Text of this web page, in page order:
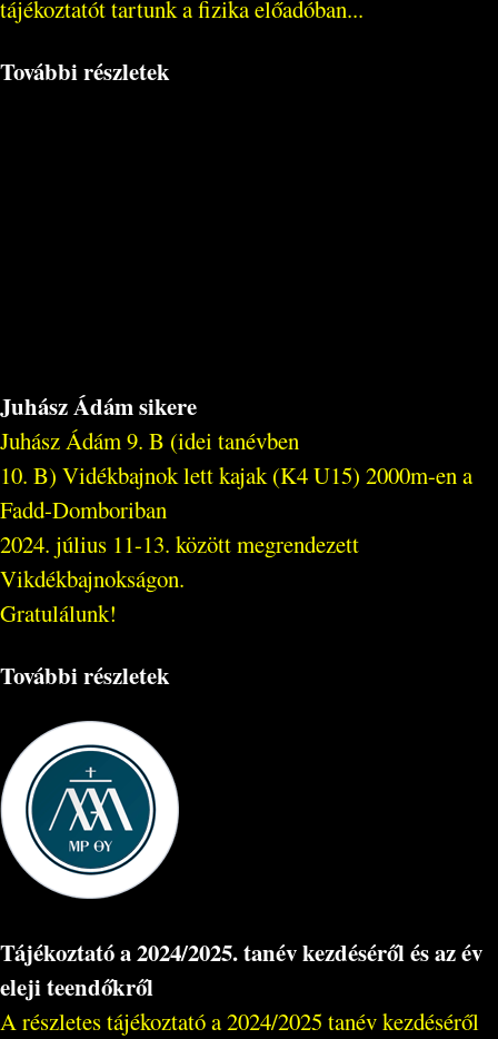
tájékoztatót tartunk a fizika előadóban...
További részletek
Juhász Ádám sikere
Juhász Ádám 9. B (idei tanévben
10. B) Vidékbajnok lett kajak (K4 U15) 2000m-en a
Fadd-Domboriban
2024. július 11-13. között megrendezett
Vikdékbajnokságon.
Gratulálunk!
További részletek
Tájékoztató a 2024/2025. tanév kezdéséről és az év
eleji teendőkről
A részletes tájékoztató a 2024/2025 tanév kezdéséről